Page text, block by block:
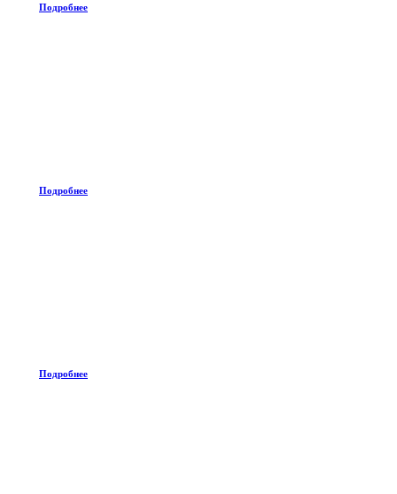
Подробнее
Подробнее
Подробнее